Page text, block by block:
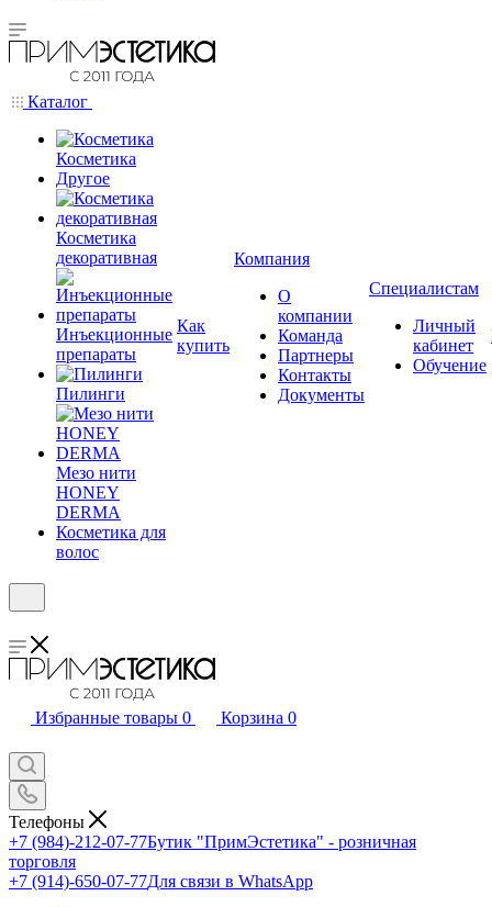
Каталог
Косметика
Другое
Косметика
декоративная
Инъекционные
препараты
Пилинги
Мезо нити
HONEY
DERMA
Косметика для
волос
Как
купить
Компания
О
компании
Команда
Партнеры
Контакты
Документы
Специалистам
Личный
кабинет
Обучение
Избранные товары 0 Корзина 0
Телефоны
+7 (984)-212-07-77Бутик "ПримЭстетика" - розничная
торговля
+7 (914)-650-07-77Для связи в WhatsApp